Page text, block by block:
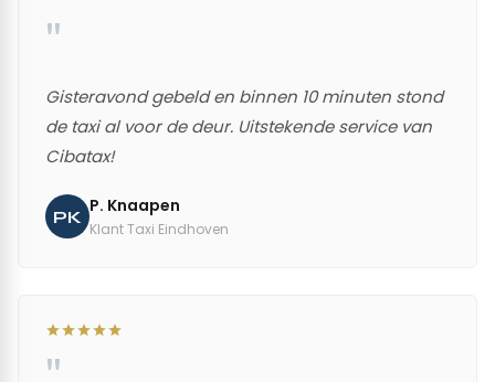
"
Gisteravond gebeld en binnen 10 minuten stond
de taxi al voor de deur. Uitstekende service van
Cibatax!
PK
P. Knaapen
Klant Taxi Eindhoven